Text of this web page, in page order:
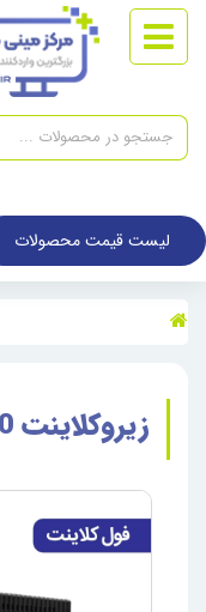
لیست قیمت محصولات
زیروکلاینت Dell Wyse 7020